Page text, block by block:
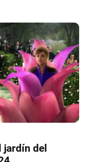
jardín del